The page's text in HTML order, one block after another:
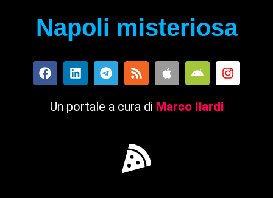
Napoli misteriosa
Un portale a cura di Marco Ilardi